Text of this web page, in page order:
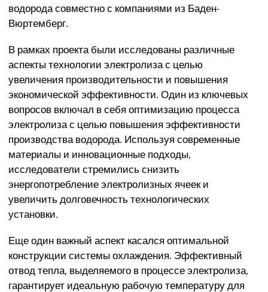
водорода совместно с компаниями из Баден-
Вюртемберг.
В рамках проекта были исследованы различные
аспекты технологии электролиза с целью
увеличения производительности и повышения
экономической эффективности. Один из ключевых
вопросов включал в себя оптимизацию процесса
электролиза с целью повышения эффективности
производства водорода. Используя современные
материалы и инновационные подходы,
исследователи стремились снизить
энергопотребление электролизных ячеек и
увеличить долговечность технологических
установки.
Еще один важный аспект касался оптимальной
конструкции системы охлаждения. Эффективный
отвод тепла, выделяемого в процессе электролиза,
гарантирует идеальную рабочую температуру для